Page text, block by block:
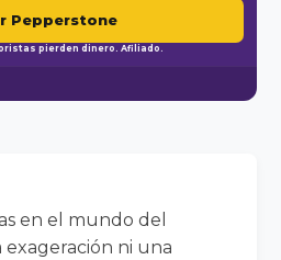
Pepperstone
pierden dinero. Afiliado.
en el mundo del
ni una